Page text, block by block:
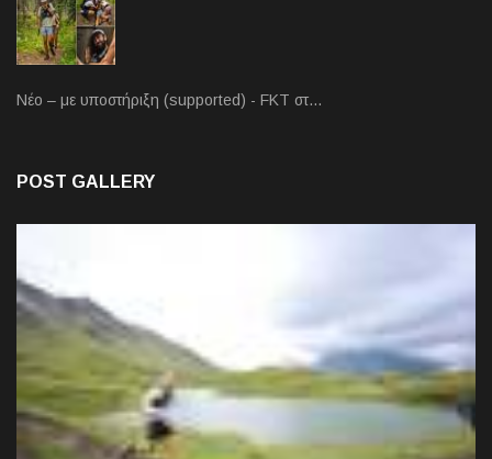
Νέο – με υποστήριξη (supported) - FKT στ…
POST GALLERY